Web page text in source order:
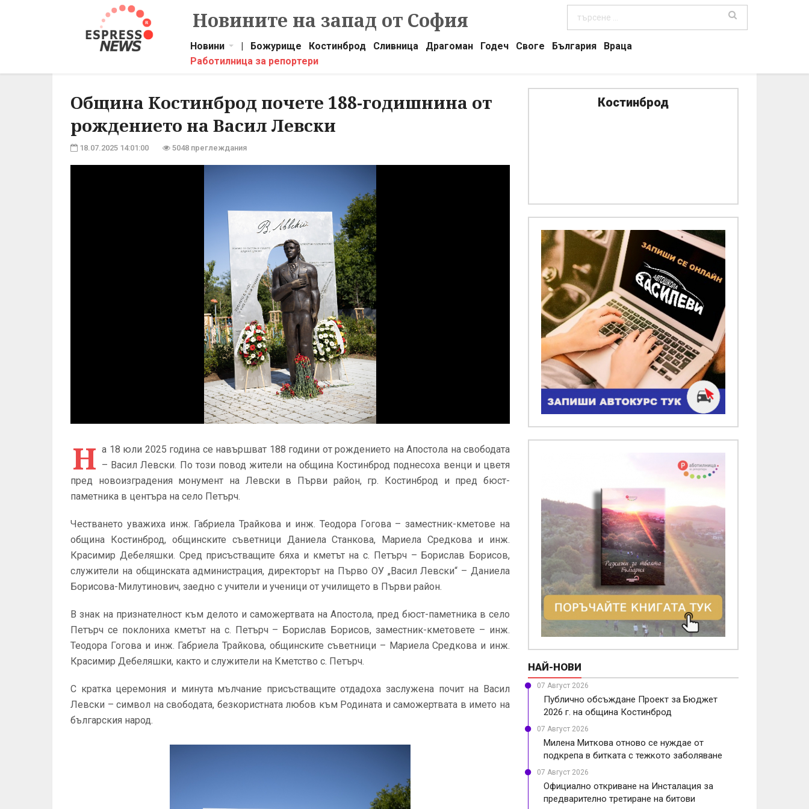
Новините на запад от София
Новини | Божурище Костинброд Сливница Драгоман Годеч Своге България
Враца
Работилница за репортери
Община Костинброд почете 188-годишнина от
рождението на Васил Левски
18.07.2025 14:01:00 5048 преглеждания
Н а 18 юли 2025 година се навършват 188 години от рождението на Апостола на свободата
– Васил Левски. По този повод жители на община Костинброд поднесоха венци и цветя
пред новоизградения монумент на Левски в Първи район, гр. Костинброд и пред бюст-
паметника в центъра на село Петърч.
Честването уважиха инж. Габриела Трайкова и инж. Теодора Гогова – заместник-кметове на
община Костинброд, общинските съветници Даниела Станкова, Мариела Средкова и инж.
Красимир Дебеляшки. Сред присъстващите бяха и кметът на с. Петърч – Борислав Борисов,
служители на общинската администрация, директорът на Първо ОУ „Васил Левски“ – Даниела
Борисова-Милутинович, заедно с учители и ученици от училището в Първи район.
В знак на признателност към делото и саможертвата на Апостола, пред бюст-паметника в село
Петърч се поклониха кметът на с. Петърч – Борислав Борисов, заместник-кметовете – инж.
Теодора Гогова и инж. Габриела Трайкова, общинските съветници – Мариела Средкова и инж.
Красимир Дебеляшки, както и служители на Кметство с. Петърч.
С кратка церемония и минута мълчание присъстващите отдадоха заслужена почит на Васил
Левски – символ на свободата, безкористната любов към Родината и саможертвата в името на
българския народ.
Костинброд
НАЙ-НОВИ
07 Август 2026
Публично обсъждане Проект за Бюджет
2026 г. на община Костинброд
07 Август 2026
Милена Миткова отново се нуждае от
подкрепа в битката с тежкото заболяване
07 Август 2026
Официално откриване на Инсталация за
предварително третиране на битови